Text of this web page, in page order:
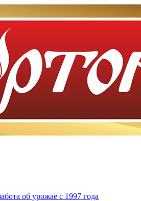
об урожае с 1997 года